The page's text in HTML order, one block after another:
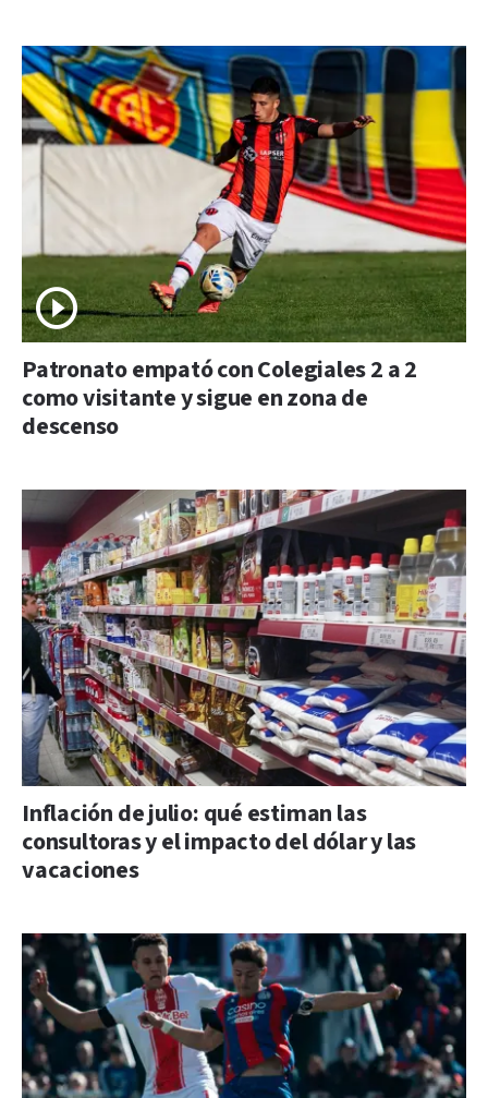
Patronato empató con Colegiales 2 a 2
como visitante y sigue en zona de
descenso
Inflación de julio: qué estiman las
consultoras y el impacto del dólar y las
vacaciones